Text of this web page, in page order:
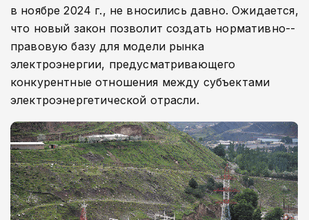
в ноябре 2024 г., не вносились давно. Ожидается,
что новый закон позволит создать нормативно-­
правовую базу для модели рынка
электроэнергии, предусматривающего
конкурентные отношения между субъектами
электроэнергетической отрасли.